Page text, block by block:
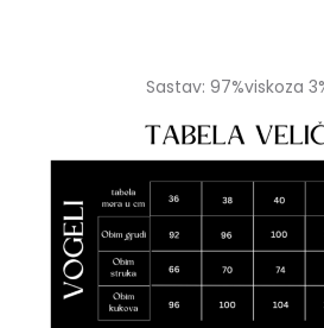
Sastav: 97%viskoza